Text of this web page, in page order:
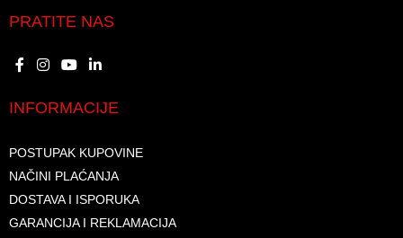
PRATITE NAS
INFORMACIJE
POSTUPAK KUPOVINE
NAČINI PLAĆANJA
DOSTAVA I ISPORUKA
GARANCIJA I REKLAMACIJA